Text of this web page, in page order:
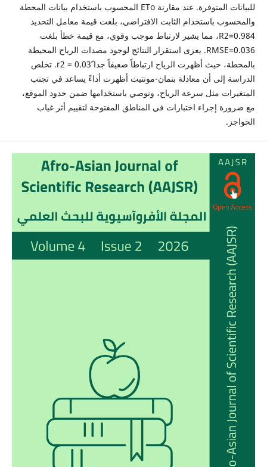
للبيانات المتوفرة. عند مقارنة ETo المحسوب باستخدام بيانات المحطة
والمحسوب باستخدام الثابت الافتراضي، بلغت قيمة معامل التحديد
R2=0.984، مما يشير لارتباط موجب وقوي، مع قيمة خطأ بلغت
RMSE=0.036. يعزى استقرار النتائج لوجود مصدات الرياح المحيطة
بالمحطة، حيث أظهرت الرياح ارتباطاً ضعيفاً جدا ًr2 = 0.03. تخلص
الدراسة إلى أن معادلة بنمان-مونتيث أظهرت أداءً يساعد في تجنب
المتغيرات مثل سرعة الرياح، وتوصي باستخدامها ضمن حدود الموقع،
مع ضرورة إجراء اختبارات في المناطق المفتوحة لتقييم أثر غياب
الحواجز.